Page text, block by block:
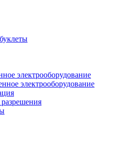
электрооборудование
электрооборудование